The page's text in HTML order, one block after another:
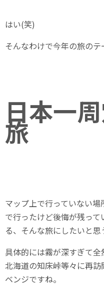
はい(笑)
そんなわけで今年の旅のテ
日本一
旅
マップ上で行っていない
で行ったけど後悔が残っ
る、そんな旅にしたいと思
具体的には霧が深すぎて全
北海道の知床峠等々に再
ベンジですね。